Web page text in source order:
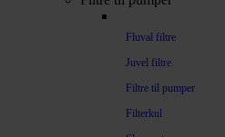
Fluval filtre
Juvel filtre
Filtre til pumper
Filterkul